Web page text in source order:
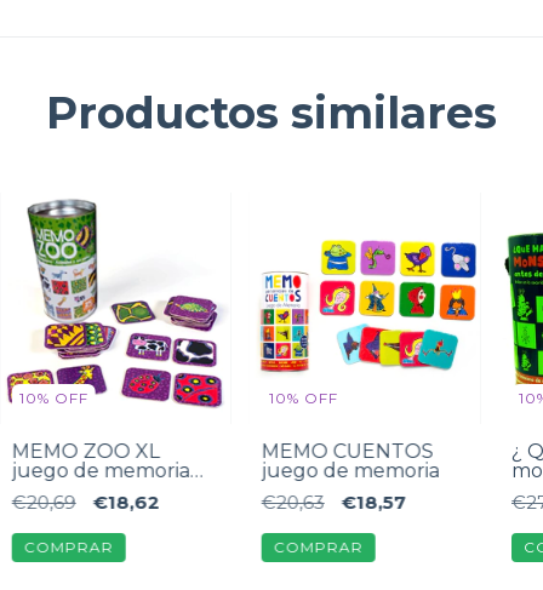
Productos similares
10% OFF
MEMO ZOO XL
juego de memoria
animales
€20,69 €18,62
10% OFF
MEMO CUENTOS
juego de memoria
€20,63
€18,57
10
¿
ir